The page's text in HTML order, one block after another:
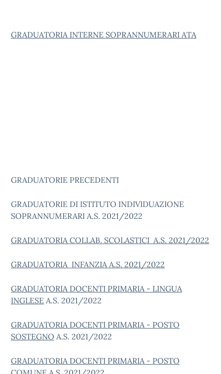
GRADUATORIA INTERNE SOPRANNUMERARI ATA
GRADUATORIE PRECEDENTI
GRADUATORIE DI ISTITUTO INDIVIDUAZIONE
SOPRANNUMERARI A.S. 2021/2022
GRADUATORIA COLLAB. SCOLASTICI A.S. 2021/2022
GRADUATORIA INFANZIA A.S. 2021/2022
GRADUATORIA DOCENTI PRIMARIA - LINGUA
INGLESE A.S. 2021/2022
GRADUATORIA DOCENTI PRIMARIA - POSTO
SOSTEGNO A.S. 2021/2022
GRADUATORIA DOCENTI PRIMARIA - POSTO